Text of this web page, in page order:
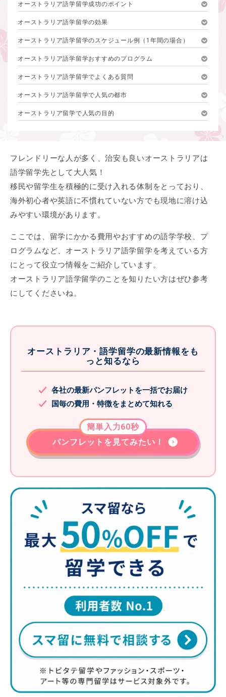
オーストラリア語学留学成功のポイント
オーストラリア語学留学の効果
オーストラリア語学留学のスケジュール例（1年間の場合）
オーストラリア語学留学おすすめのプログラム
オーストラリア語学留学でよくある質問
オーストラリア語学留学で人気の都市
オーストラリア留学で人気の目的
フレンドリーな人が多く、治安も良いオーストラリアは
語学留学先として大人気！
移民や留学生を積極的に受け入れる体制をとっており、
海外初心者や英語に不慣れていない方でも現地に溶け込
みやすい環境があります。
ここでは、留学にかかる費用やおすすめの語学学校、プ
ログラムなど、オーストラリア語学留学を考えている方
にとって役立つ情報をご紹介しています。
オーストラリア語学留学のことを知りたい方はぜひ参考
にしてくださいね。
オーストラリア・語学留学の最新情報をも
っと知るなら
各社の最新パンフレットを一括でお届け
国毎の費用・特徴をまとめて知れる
パンフレットを見てみたい！
簡単入力60秒